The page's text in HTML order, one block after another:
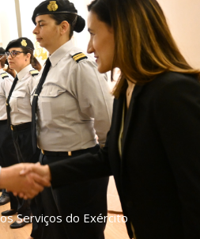
Serviços do Exército